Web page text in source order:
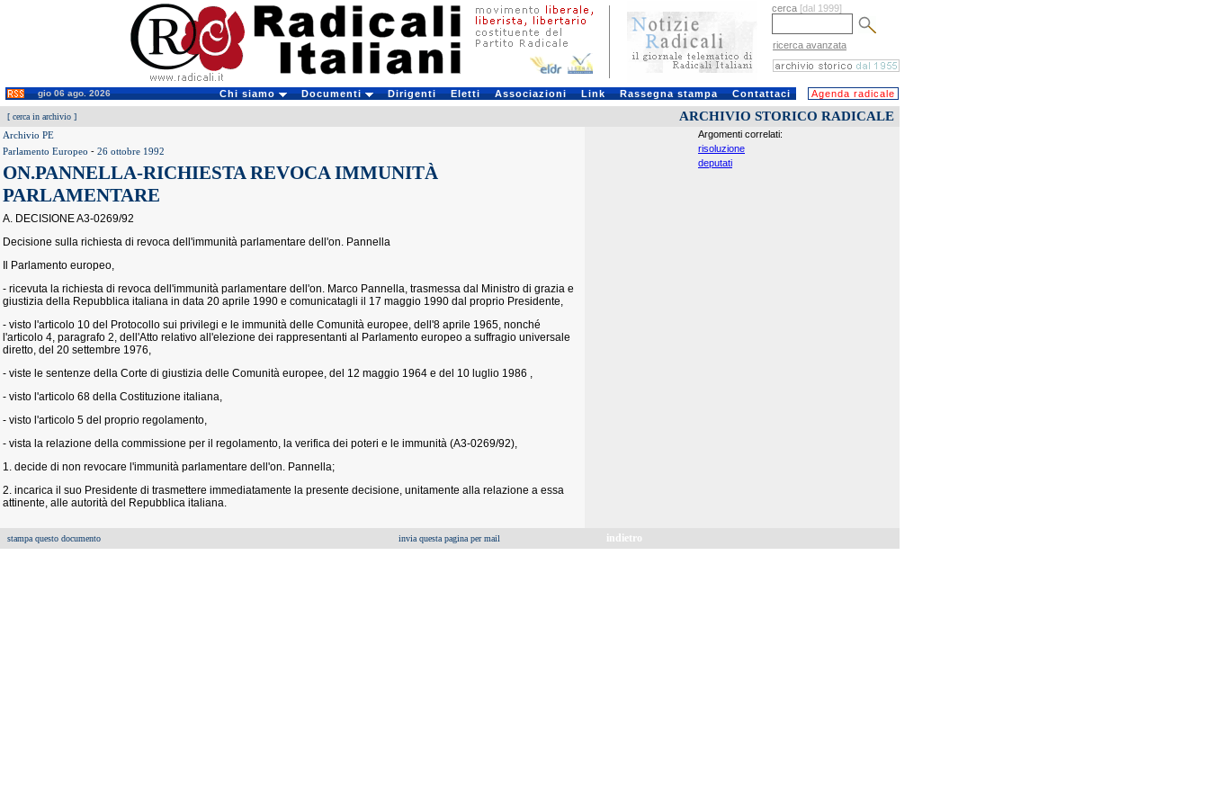
cerca [dal 1999]
ricerca avanzata
gio 06 ago. 2026 Chi siamo Documenti Dirigenti Eletti Associazioni Link Rassegna stampa Contattaci Agenda radicale
[ cerca in archivio ] ARCHIVIO STORICO RADICALE
Archivio PE
Parlamento Europeo - 26 ottobre 1992
ON.PANNELLA-RICHIESTA REVOCA IMMUNITÀ
PARLAMENTARE
A. DECISIONE A3-0269/92
Decisione sulla richiesta di revoca dell'immunità parlamentare dell'on. Pannella
Il Parlamento europeo,
- ricevuta la richiesta di revoca dell'immunità parlamentare dell'on. Marco Pannella, trasmessa dal Ministro di grazia e
giustizia della Repubblica italiana in data 20 aprile 1990 e comunicatagli il 17 maggio 1990 dal proprio Presidente,
- visto l'articolo 10 del Protocollo sui privilegi e le immunità delle Comunità europee, dell'8 aprile 1965, nonché
l'articolo 4, paragrafo 2, dell'Atto relativo all'elezione dei rappresentanti al Parlamento europeo a suffragio universale
diretto, del 20 settembre 1976,
- viste le sentenze della Corte di giustizia delle Comunità europee, del 12 maggio 1964 e del 10 luglio 1986 ,
- visto l'articolo 68 della Costituzione italiana,
- visto l'articolo 5 del proprio regolamento,
- vista la relazione della commissione per il regolamento, la verifica dei poteri e le immunità (A3-0269/92),
1. decide di non revocare l'immunità parlamentare dell'on. Pannella;
2. incarica il suo Presidente di trasmettere immediatamente la presente decisione, unitamente alla relazione a essa
attinente, alle autorità del Repubblica italiana.
Argomenti correlati:
risoluzione
deputati
stampa questo documento invia questa pagina per mail indietro